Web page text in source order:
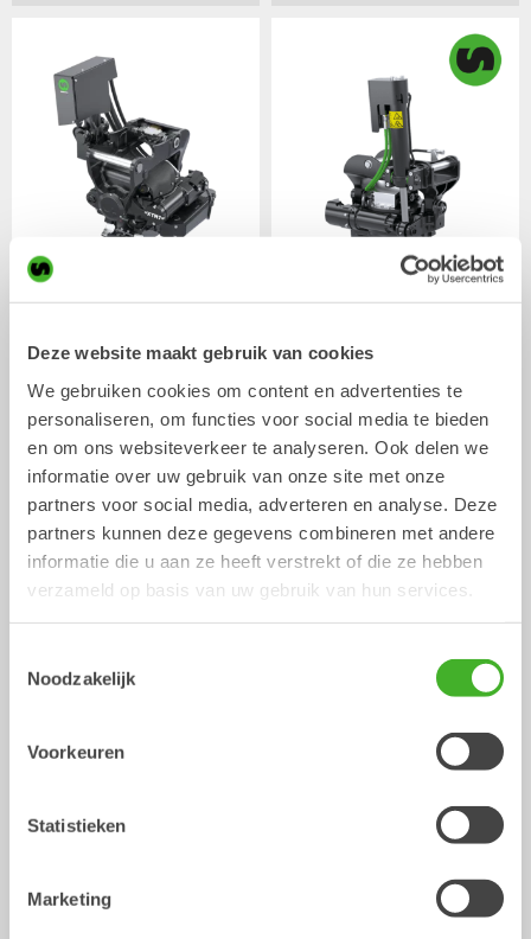
Deze website maakt gebruik van cookies
We gebruiken cookies om content en advertenties te
personaliseren, om functies voor social media te bieden
en om ons websiteverkeer te analyseren. Ook delen we
informatie over uw gebruik van onze site met onze
partners voor social media, adverteren en analyse. Deze
partners kunnen deze gegevens combineren met andere
informatie die u aan ze heeft verstrekt of die ze hebben
verzameld op basis van uw gebruik van hun services.
Noodzakelijk
Voorkeuren
Statistieken
Marketing
XTR7